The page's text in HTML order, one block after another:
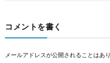
コメントを書く
メールアドレスが公開されることはあり